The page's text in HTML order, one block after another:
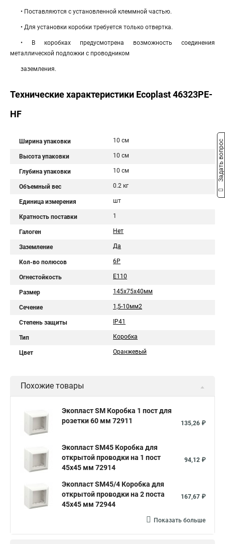
• Поставляются с установленной клеммной частью.
• Для установки коробки требуется только отвертка.
• В коробках предусмотрена возможность соединения
металлической подложки с проводником
заземления.
Технические характеристики Ecoplast 46323PE-
HF
Ширина упаковки 10 см
Высота упаковки 10 см
Глубина упаковки 10 см
Объемный вес 0.2 кг
Единица измерения шт
Кратность поставки 1
Галоген Нет
Заземление Да
Кол-во полюсов 6P
Огнестойкость E110
Размер 145х75х40мм
Сечение 1,5-10мм2
Степень защиты IP41
Тип Коробка
Цвет Оранжевый
Похожие товары
Экопласт SM Коробка 1 пост для
розетки 60 мм 72911
135,26 ₽
Экопласт SM45 Коробка для
открытой проводки на 1 пост
45х45 мм 72914
94,12 ₽
Экопласт SM45/4 Коробка для
открытой проводки на 2 поста
45х45 мм 72944
167,67 ₽
Показать больше
Задать вопрос